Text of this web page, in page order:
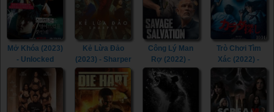
Mở Khóa (2023)
- Unlocked
(2023)
Kẻ Lừa Đảo
(2023) - Sharper
(2023)
Công Lý Man
Rợ (2022) -
Savage
Salvation (2022)
Trò Chơi Tìm
Xác (2022) -
Re/Member
(2022)